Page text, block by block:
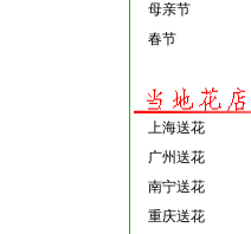
母亲节
春节
上海送花
广州送花
南宁送花
重庆送花